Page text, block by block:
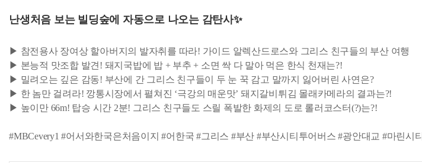
난생처음 보는 빌딩숲에 자동으로 나오는 감탄사✨
▶ 참전용사 장여상 할아버지의 발자취를 따라! 가이드 알렉산드로스와 그리스 친구들의 부산 여행
▶ 본능적 맛조합 발견! 돼지국밥에 밥 + 부추 + 소면 싹 다 말아 먹은 한식 천재는?!
▶ 밀려오는 깊은 감동! 부산에 간 그리스 친구들이 두 눈 꾹 감고 말까지 잃어버린 사연은?
▶ 한 놈만 걸려라! 깡통시장에서 펼쳐진 ‘극강의 매운맛’ 돼지갈비튀김 몰래카메라의 결과는?!
▶ 높이만 66m! 탑승 시간 2분! 그리스 친구들도 스릴 폭발한 화제의 도로 롤러코스터(?)는?!
#MBCevery1 #어서와한국은처음이지 #어한국 #그리스 #부산 #부산시티투어버스 #광안대교 #마린시티